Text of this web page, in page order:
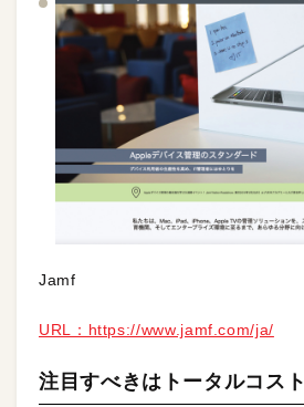
Jamf
URL：https://www.jamf.com/ja/
注目すべきはトータルコスト